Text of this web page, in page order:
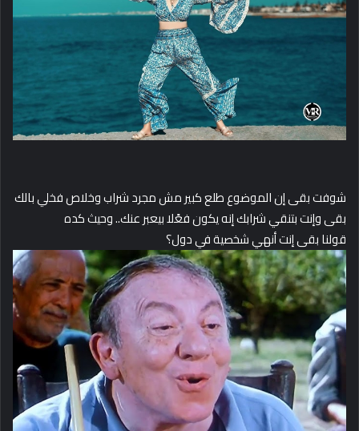
شوفت بقى إن الموضوع طلع كبير مش مجرد شراب وخلاص فخلي بالك
بقى وإنت بتنقي شرابك إنه يكون فعًلا بيعبر عنك.. وحيث كده
قولنا بقى إنت أنهي شخصية في دول؟